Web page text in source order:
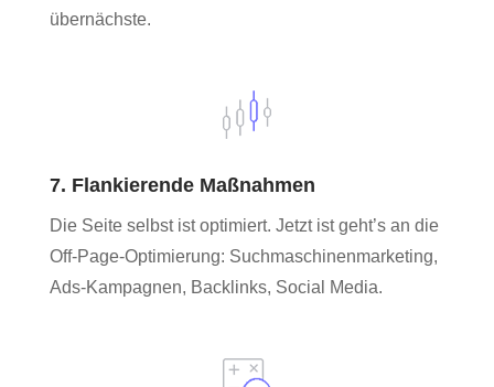
übernächste.
7. Flankierende Maßnahmen
Die Seite selbst ist optimiert. Jetzt ist geht’s an die
Off-Page-Optimierung: Suchmaschinenmarketing,
Ads-Kampagnen, Backlinks, Social Media.